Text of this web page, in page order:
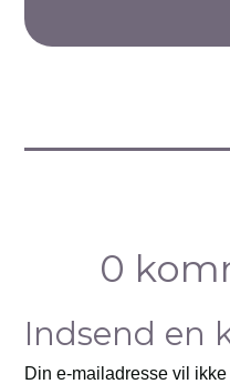
0
Indsend en
Din e-mailadresse vil